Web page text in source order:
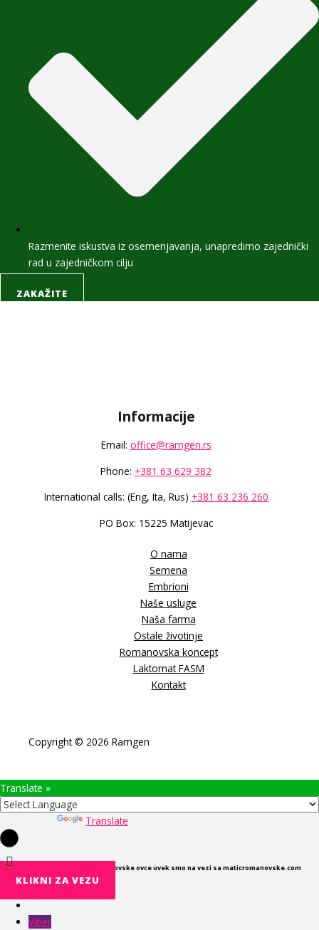
Razmenite iskustva iz osemenjavanja, unapredimo zajednički
rad u zajedničkom cilju
ZAKAŽITE
Informacije
Email: office@ramgen.rs
Phone: +381 63 629 382
International calls: (Eng, Ita, Rus) +381 63 236 260
PO Box: 15225 Matijevac
O nama
Semena
Embrioni
Naše usluge
Naša farma
Ostale životinje
Romanovska koncept
Laktomat FASM
Kontakt
Copyright © 2026 Ramgen
Translate »
Translate
U cilju boljeg upoznavanja Romanovske ovce uvek smo na vezi sa maticromanovske.com
KLIKNI ZA VEZU
Viber